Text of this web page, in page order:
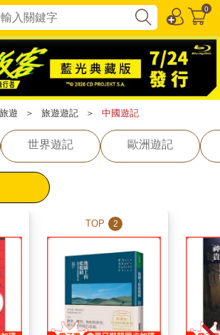
0
旅遊 ＞ 旅遊遊記 ＞ 中國遊記
世界遊記 歐洲遊記
TOP 2